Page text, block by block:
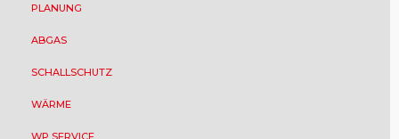
PLANUNG
ABGAS
SCHALLSCHUTZ
WÄRME
WP SERVICE